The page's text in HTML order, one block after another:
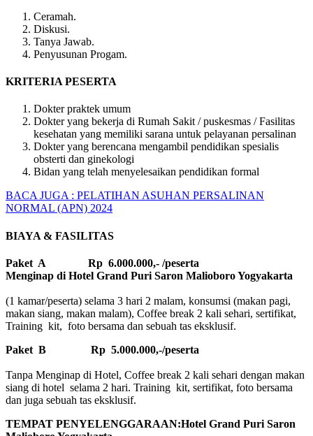
Ceramah.
Diskusi.
Tanya Jawab.
Penyusunan Progam.
KRITERIA PESERTA
Dokter praktek umum
Dokter yang bekerja di Rumah Sakit / puskesmas / Fasilitas
kesehatan yang memiliki sarana untuk pelayanan persalinan
Dokter yang berencana mengambil pendidikan spesialis
obsterti dan ginekologi
Bidan yang telah menyelesaikan pendidikan formal
BACA JUGA : PELATIHAN ASUHAN PERSALINAN
NORMAL (APN) 2024
BIAYA & FASILITAS
Paket A Rp 6.000.000,- /peserta
Menginap di Hotel Grand Puri Saron Malioboro Yogyakarta
(1 kamar/peserta) selama 3 hari 2 malam, konsumsi (makan pagi,
makan siang, makan malam), Coffee break 2 kali sehari, sertifikat,
Training kit, foto bersama dan sebuah tas eksklusif.
Paket B
Rp 5.000.000,-/peserta
Tanpa Menginap di Hotel, Coffee break 2 kali sehari dengan makan
siang di hotel selama 2 hari. Training kit, sertifikat, foto bersama
dan juga sebuah tas eksklusif.
TEMPAT PENYELENGGARAAN:Hotel Grand Puri Saron